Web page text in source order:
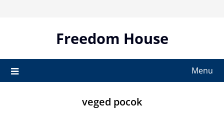
Freedom House
Menu
veged pocok